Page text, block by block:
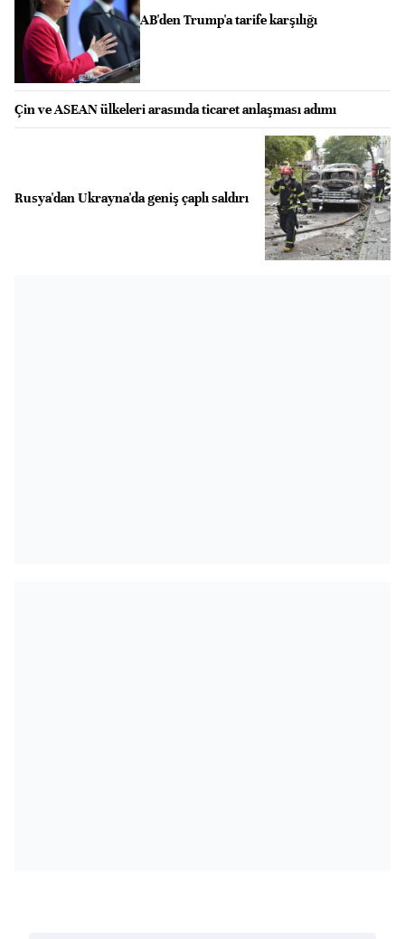
AB'den Trump'a tarife karşılığı
Çin ve ASEAN ülkeleri arasında ticaret anlaşması adımı
Rusya'dan Ukrayna'da geniş çaplı saldırı